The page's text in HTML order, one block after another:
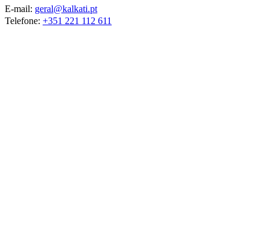
E-mail: geral@kalkati.pt
Telefone: +351 221 112 611